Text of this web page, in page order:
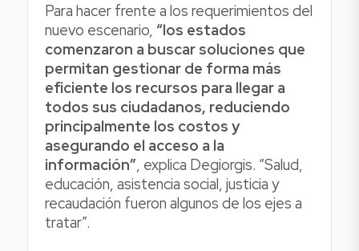
Para hacer frente a los requerimientos del
nuevo escenario, “los estados
comenzaron a buscar soluciones que
permitan gestionar de forma más
eficiente los recursos para llegar a
todos sus ciudadanos, reduciendo
principalmente los costos y
asegurando el acceso a la
información”, explica Degiorgis. “Salud,
educación, asistencia social, justicia y
recaudación fueron algunos de los ejes a
tratar”.